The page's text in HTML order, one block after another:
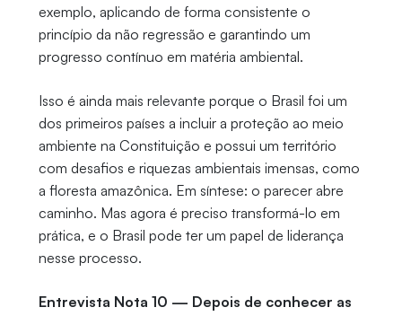
exemplo, aplicando de forma consistente o
princípio da não regressão e garantindo um
progresso contínuo em matéria ambiental.
Isso é ainda mais relevante porque o Brasil foi um
dos primeiros países a incluir a proteção ao meio
ambiente na Constituição e possui um território
com desafios e riquezas ambientais imensas, como
a floresta amazônica. Em síntese: o parecer abre
caminho. Mas agora é preciso transformá-lo em
prática, e o Brasil pode ter um papel de liderança
nesse processo.
Entrevista Nota 10 — Depois de conhecer as